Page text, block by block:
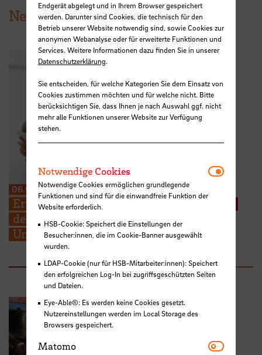
News aus der HSB
06.08.2026
Erneuter Aufruf: Hebammenstudierende
der HSB suchen weitere Schwangere zur
Unterstützung ihrer Prüfungen
Endgerät abgelegt und in Ihrem Browser gespeichert
werden. Darunter sind Cookies, die technisch für den
Betrieb unserer Website notwendig sind, sowie Cookies zur
anonymen Webanalyse oder für erweiterte Funktionen und
Services. Weitere Informationen dazu finden Sie in unserer
Datenschutzerklärung.
Sie entscheiden, für welche Kategorien Sie dem Einsatz von
Cookies zustimmen möchten und für welche nicht. Bitte
berücksichtigen Sie, dass Ihnen je nach Auswahl ggf. nicht
mehr alle Funktionen unserer Website zur Verfügung
stehen.
Notwendige Cookies
Notwendige Cookies ermöglichen grundlegende
Funktionen und sind für die einwandfreie Funktion der
Website erforderlich.
HSB-Cookie: Speichert die Einstellungen der
Besucher:innen, die im Cookie-Banner ausgewählt
wurden.
LDAP-Cookie (nur für HSB-Mitarbeiter:innen): Speichert
den erfolgreichen Log-In bei zugriffsgeschützten Seiten
und Dateien.
Eye-Able®: Es werden keine Cookies gesetzt.
Nutzereinstellungen werden im Local Storage des
Browsers gespeichert.
Matomo Matomo